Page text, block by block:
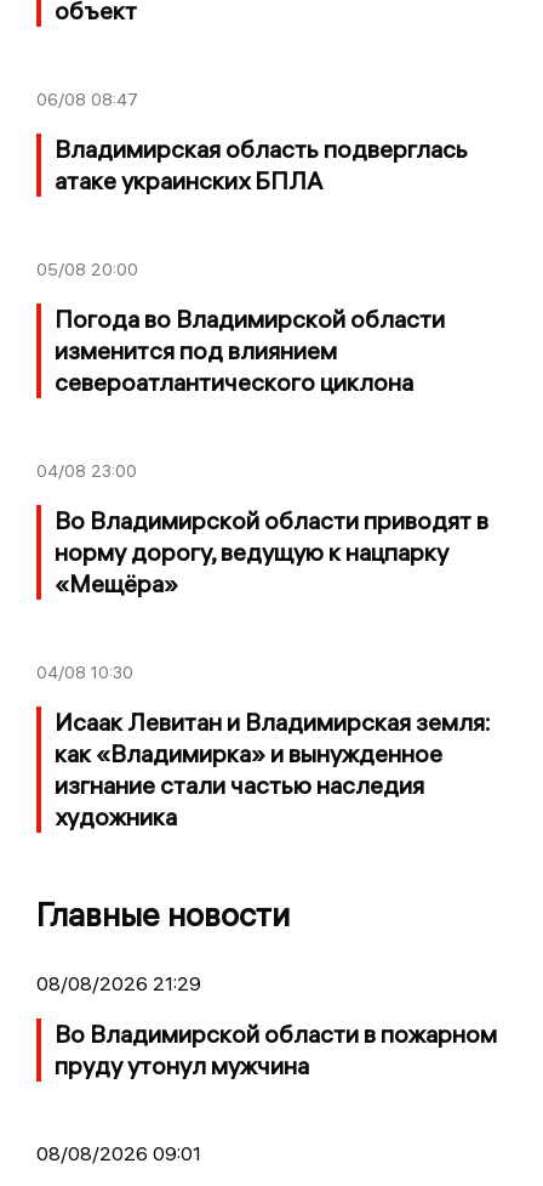
объект
06/08 08:47
Владимирская область подверглась
атаке украинских БПЛА
05/08 20:00
Погода во Владимирской области
изменится под влиянием
североатлантического циклона
04/08 23:00
Во Владимирской области приводят в
норму дорогу, ведущую к нацпарку
«Мещёра»
04/08 10:30
Исаак Левитан и Владимирская земля:
как «Владимирка» и вынужденное
изгнание стали частью наследия
художника
Главные новости
08/08/2026 21:29
Во Владимирской области в пожарном
пруду утонул мужчина
08/08/2026 09:01